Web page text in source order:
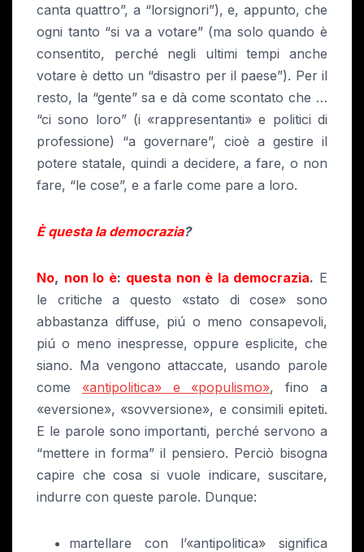
canta quattro”, a “lorsignori”), e, appunto, che
ogni tanto “si va a votare” (ma solo quando è
consentito, perché negli ultimi tempi anche
votare è detto un “disastro per il paese”). Per il
resto, la “gente” sa e dà come scontato che …
“ci sono loro” (i «rappresentanti» e politici di
professione) “a governare”, cioè a gestire il
potere statale, quindi a decidere, a fare, o non
fare, “le cose”, e a farle come pare a loro.
È questa la democrazia?
No, non lo è: questa non è la democrazia. E
le critiche a questo «stato di cose» sono
abbastanza diffuse, piú o meno consapevoli,
piú o meno inespresse, oppure esplicite, che
siano. Ma vengono attaccate, usando parole
come «antipolitica» e «populismo», fino a
«eversione», «sovversione», e consimili epiteti.
E le parole sono importanti, perché servono a
“mettere in forma” il pensiero. Perciò bisogna
capire che cosa si vuole indicare, suscitare,
indurre con queste parole. Dunque:
martellare con l’«antipolitica» significa